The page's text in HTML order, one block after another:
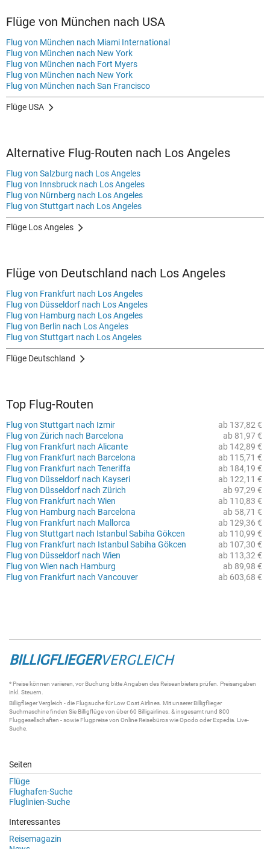
Flüge von München nach USA
Flug von München nach Miami International
Flug von München nach New York
Flug von München nach Fort Myers
Flug von München nach New York
Flug von München nach San Francisco
Flüge USA
Alternative Flug-Routen nach Los Angeles
Flug von Salzburg nach Los Angeles
Flug von Innsbruck nach Los Angeles
Flug von Nürnberg nach Los Angeles
Flug von Stuttgart nach Los Angeles
Flüge Los Angeles
Flüge von Deutschland nach Los Angeles
Flug von Frankfurt nach Los Angeles
Flug von Düsseldorf nach Los Angeles
Flug von Hamburg nach Los Angeles
Flug von Berlin nach Los Angeles
Flug von Stuttgart nach Los Angeles
Flüge Deutschland
Top Flug-Routen
ab 137,82 €
Flug von Stuttgart nach Izmir
ab 81,97 €
Flug von Zürich nach Barcelona
ab 142,89 €
Flug von Frankfurt nach Alicante
ab 115,71 €
Flug von Frankfurt nach Barcelona
ab 184,19 €
Flug von Frankfurt nach Teneriffa
ab 122,11 €
Flug von Düsseldorf nach Kayseri
ab 97,29 €
Flug von Düsseldorf nach Zürich
ab 110,83 €
Flug von Frankfurt nach Wien
ab 58,71 €
Flug von Hamburg nach Barcelona
ab 129,36 €
Flug von Frankfurt nach Mallorca
ab 110,99 €
Flug von Stuttgart nach Istanbul Sabiha Gökcen
ab 107,30 €
Flug von Frankfurt nach Istanbul Sabiha Gökcen
ab 113,32 €
Flug von Düsseldorf nach Wien
ab 89,98 €
Flug von Wien nach Hamburg
ab 603,68 €
Flug von Frankfurt nach Vancouver
BILLIGFLIEGERVERGLEICH
* Preise können variieren, vor Buchung bitte Angaben des Reiseanbieters prüfen. Preisangaben
inkl. Steuern.
BilligfliegerVergleich - die Flugsuchefür Low Cost Airlines. Mit unsererBilligflieger
Suchmaschinefinden Sie Billigflügevon über 60 Billigairlines . & insgesamt rund 800
Fluggesellschaften - sowie Flugpreise von Online Reisebüros wie Opodo oder Expedia. Live-
Suche
Seiten
Flüge
Flughafen-Suche
Fluglinien-Suche
Interessantes
Reisemagazin